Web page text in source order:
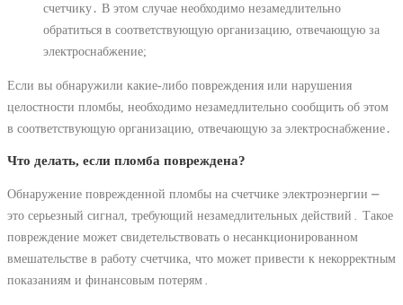
счетчику․ В этом случае необходимо незамедлительно
обратиться в соответствующую организацию, отвечающую за
электроснабжение;
Если вы обнаружили какие-либо повреждения или нарушения
целостности пломбы, необходимо незамедлительно сообщить об этом
в соответствующую организацию, отвечающую за электроснабжение․
Что делать, если пломба повреждена?
Обнаружение поврежденной пломбы на счетчике электроэнергии ⎼
это серьезный сигнал, требующий незамедлительных действий․ Такое
повреждение может свидетельствовать о несанкционированном
вмешательстве в работу счетчика, что может привести к некорректным
показаниям и финансовым потерям․